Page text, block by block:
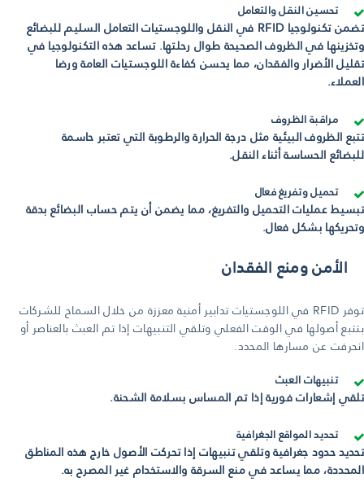
تحسين النقل والتعامل
تضمن تكنولوجيا RFID في النقل واللوجستيات التعامل السليم للبضائع
وتخزينها في الظروف الصحيحة طوال رحلتها. تساعد هذه التكنولوجيا في
تقليل الأضرار والفقدان، مما يحسن كفاءة اللوجستيات العامة ورضا
العملاء.
مراقبة الظروف
تتبع الظروف البيئية مثل درجة الحرارة والرطوبة التي تعتبر حاسمة
للبضائع الحساسة أثناء النقل.
تحميل وتفريغ فعال
تبسيط عمليات التحميل والتفريغ، مما يضمن أن يتم حساب البضائع بدقة
وتحريكها بشكل فعال.
الأمن ومنع الفقدان
توفر RFID في اللوجستيات تدابير أمنية معززة من خلال السماح للشركات
بتتبع أصولها في الوقت الفعلي وتلقي التنبيهات إذا تم العبث بالعناصر أو
انحرفت عن مسارها المحدد.
تنبيهات العبث
تلقي إشعارات فورية إذا تم المساس بسلامة الشحنة.
تحديد المواقع الجغرافية
تحديد حدود جغرافية وتلقي تنبيهات إذا تحركت الأصول خارج هذه المناطق
المحددة، مما يساعد في منع السرقة والاستخدام غير المصرح به.